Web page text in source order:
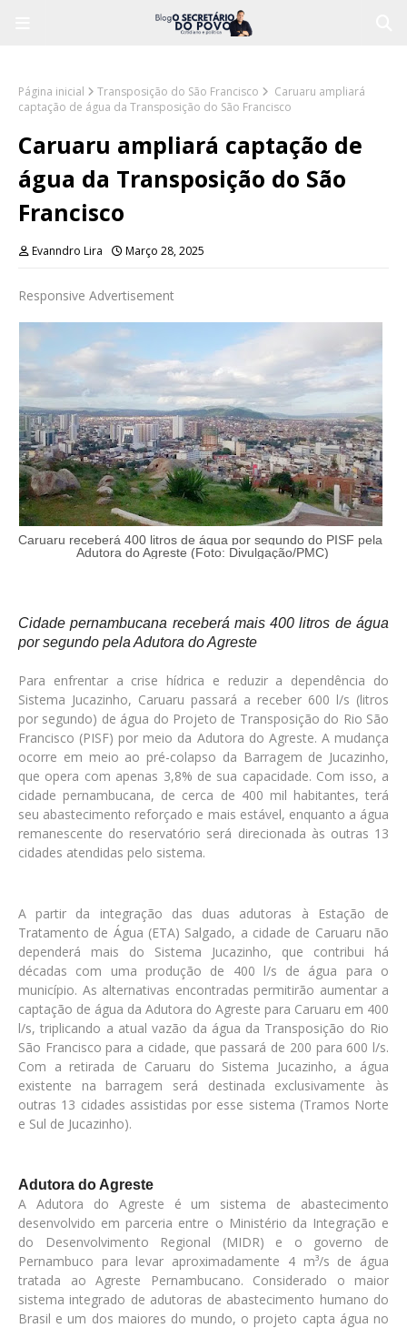
Página inicial Transposição do São Francisco
Caruaru ampliará
captação de água da Transposição do São Francisco
Caruaru ampliará captação de
água da Transposição do São
Francisco
Evanndro Lira Março 28, 2025
Responsive Advertisement
Caruaru receberá 400 litros de água por segundo do PISF pela
Adutora do Agreste (Foto: Divulgação/PMC)
Cidade pernambucana receberá mais 400 litros de água
por segundo pela Adutora do Agreste
Para enfrentar a crise hídrica e reduzir a dependência do
Sistema Jucazinho, Caruaru passará a receber 600 l/s (litros
por segundo) de água do Projeto de Transposição do Rio São
Francisco (PISF) por meio da Adutora do Agreste. A mudança
ocorre em meio ao pré-colapso da Barragem de Jucazinho,
que opera com apenas 3,8% de sua capacidade. Com isso, a
cidade pernambucana, de cerca de 400 mil habitantes, terá
seu abastecimento reforçado e mais estável, enquanto a água
remanescente do reservatório será direcionada às outras 13
cidades atendidas pelo sistema.
A partir da integração das duas adutoras à Estação de
Tratamento de Água (ETA) Salgado, a cidade de Caruaru não
dependerá mais do Sistema Jucazinho, que contribui há
décadas com uma produção de 400 l/s de água para o
município. As alternativas encontradas permitirão aumentar a
captação de água da Adutora do Agreste para Caruaru em 400
l/s, triplicando a atual vazão da água da Transposição do Rio
São Francisco para a cidade, que passará de 200 para 600 l/s.
Com a retirada de Caruaru do Sistema Jucazinho, a água
existente na barragem será destinada exclusivamente às
outras 13 cidades assistidas por esse sistema (Tramos Norte
e Sul de Jucazinho).
Adutora do Agreste
A Adutora do Agreste é um sistema de abastecimento
desenvolvido em parceria entre o Ministério da Integração e
do Desenvolvimento Regional (MIDR) e o governo de
Pernambuco para levar aproximadamente 4 m³/s de água
tratada ao Agreste Pernambucano. Considerado o maior
sistema integrado de adutoras de abastecimento humano do
Brasil e um dos maiores do mundo, o projeto capta água no